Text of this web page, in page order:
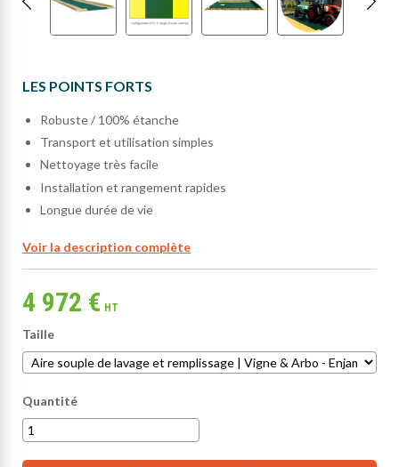
LES POINTS FORTS
Robuste / 100% étanche
Transport et utilisation simples
Nettoyage très facile
Installation et rangement rapides
Longue durée de vie
Voir la description complète
4 972 € HT
Taille
Quantité